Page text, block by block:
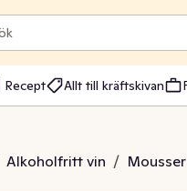
Recept Allt till kräftskivan
Alkoholfritt vin /